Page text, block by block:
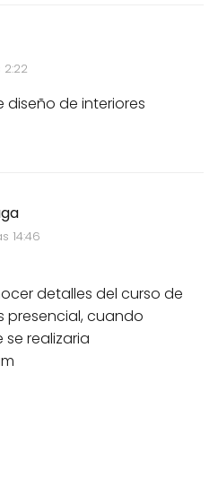
diseño de interiores
14:46
detalles del curso de
presencial, cuando
realizaria